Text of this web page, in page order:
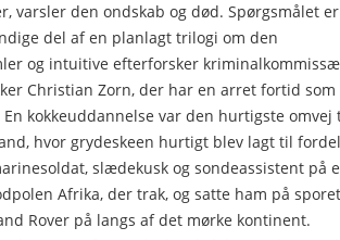
varsler den ondskab og død. Spørgsmålet er
del af en planlagt trilogi om den
og intuitive efterforsker
Christian Zorn, der har en arret fortid som
kokkeuddannelse var den hurtigste omvej
hvor grydeskeen hurtigt blev lagt til fordel
slædekusk og sondeassistent på
Afrika, der trak, og satte ham på
Rover på langs af det mørke kontinent.